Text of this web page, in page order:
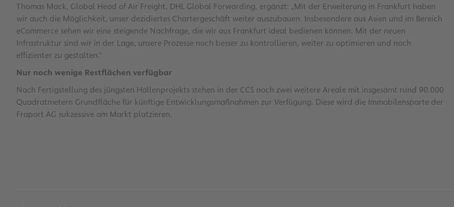
Thomas Mack, Global Head of Air Freight, DHL Global Forwarding, ergänzt: „Mit der Erweiterung in Frankfurt haben
wir auch die Möglichkeit, unser dezidiertes Chartergeschäft weiter auszubauen. Insbesondere aus Asien und im Bereich
eCommerce sehen wir eine steigende Nachfrage, die wir aus Frankfurt ideal bedienen können. Mit der neuen
Infrastruktur sind wir in der Lage, unsere Prozesse noch besser zu kontrollieren, weiter zu optimieren und noch
effizienter zu gestalten.“
Nur noch wenige Restflächen verfügbar
Nach Fertigstellung des jüngsten Hallenprojekts stehen in der CCS noch zwei weitere Areale mit insgesamt rund 90.000
Quadratmetern Grundfläche für künftige Entwicklungsmaßnahmen zur Verfügung. Diese wird die Immobilensparte der
Fraport AG sukzessive am Markt platzieren.